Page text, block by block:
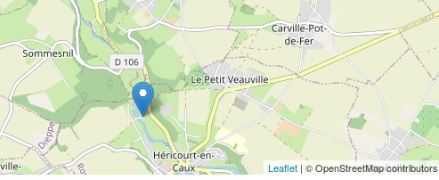
Leaflet | © OpenStreetMap contributors